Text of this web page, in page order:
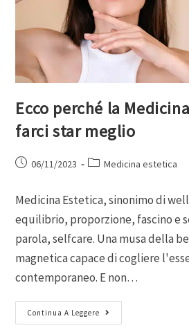
Ecco perché la
farci star meglio
06/11/2023 Medicina estetica
Medicina Estetica, sinonimo di
equilibrio, proporzione, fascino e
parola, selfcare. Una musa della
magnetica capace di cogliere
contemporaneo. E non…
Continua A Leggere